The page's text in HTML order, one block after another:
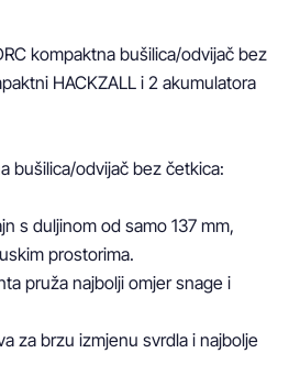
kompaktna bušilica/odvijač bez
HACKZALL i 2 akumulatora
bušilica/odvijač bez četkica:
s duljinom od samo 137 mm,
prostorima.
pruža najbolji omjer snage i
za brzu izmjenu svrdla i najbolje